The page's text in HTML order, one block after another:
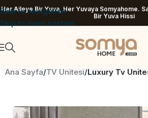
Skip to navigation
Skip to main content
Her Aileye Bir Yuva, Her Yuvaya Somyahome.
Bir Yuva Hissi
Ana Sayfa TV Ünitesi Luxury Tv